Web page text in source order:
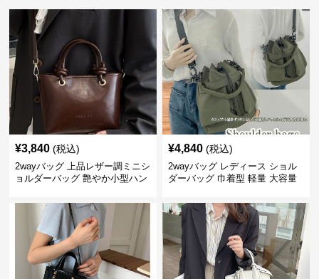
¥3,840 (税込)
2wayバッグ 上品レザー調ミニシ
ョルダーバッグ 艶やか小型ハン
¥4,840 (税込)
2wayバッグ レディース ショル
ダーバッグ 巾着型 軽量 大容量